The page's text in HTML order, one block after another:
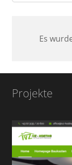
Es
Projekte